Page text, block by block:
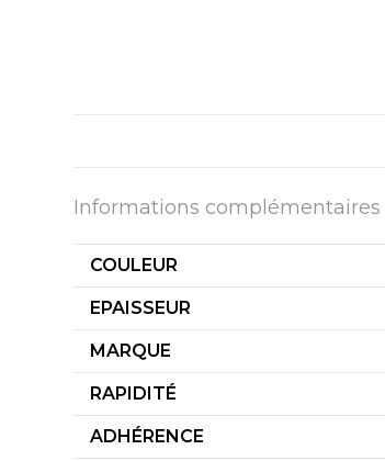
Informations complémentaires
COULEUR
EPAISSEUR
MARQUE
RAPIDITÉ
ADHÉRENCE